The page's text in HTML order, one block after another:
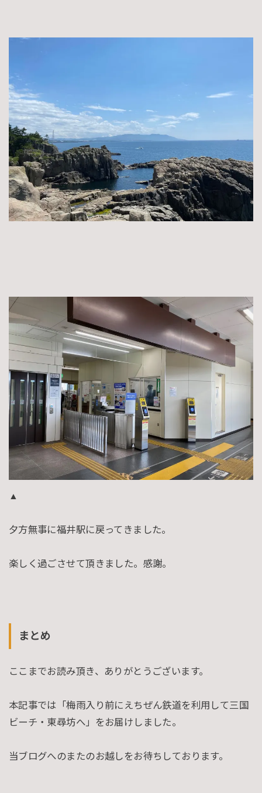
▲
夕方無事に福井駅に戻ってきました。
楽しく過ごさせて頂きました。感謝。
まとめ
ここまでお読み頂き、ありがとうございます。
本記事では「梅雨入り前にえちぜん鉄道を利用して三国
ビーチ・東尋坊へ」をお届けしました。
当ブログへのまたのお越しをお待ちしております。